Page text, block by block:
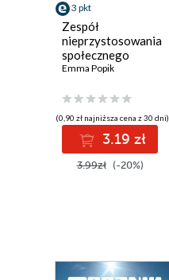
3 pkt
Zespół
nieprzystosowania
społecznego
Emma Popik
(0,90 zł najniższa cena z 30 dni)
3.19 zł
3.99zł (-20%)